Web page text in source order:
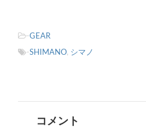
-GEAR
-SHIMANO, シマノ
コメント